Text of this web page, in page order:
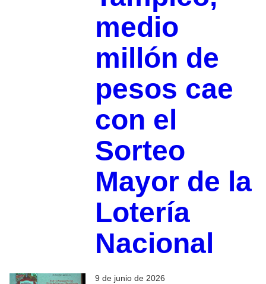
medio
millón de
pesos cae
con el
Sorteo
Mayor de la
Lotería
Nacional
9 de junio de 2026